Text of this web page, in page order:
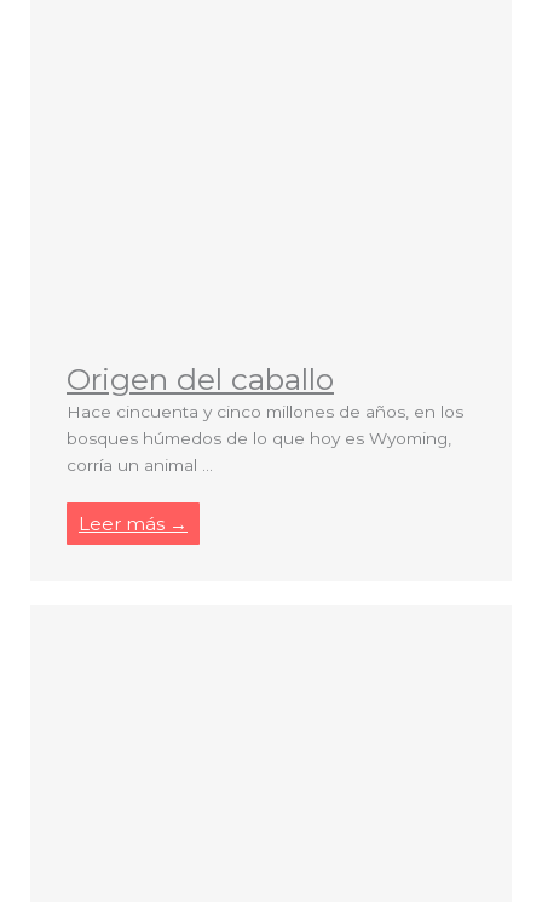
Origen del caballo
Hace cincuenta y cinco millones de años, en los
bosques húmedos de lo que hoy es Wyoming,
corría un animal ...
Leer más →